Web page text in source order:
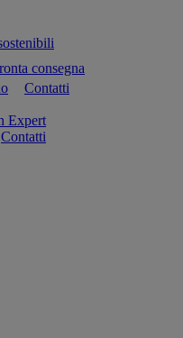
consegna
Contatti
Expert
Contatti